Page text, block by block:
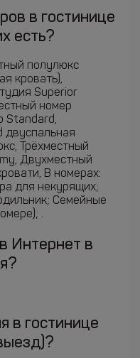
в гостинице
есть?
полулюкс
кровать),
Superior
номер
Standard,
двуспальная
Трёхместный
Двухместный
В номерах:
для некурящих;
Семейные
.
Интернет в
в гостинице